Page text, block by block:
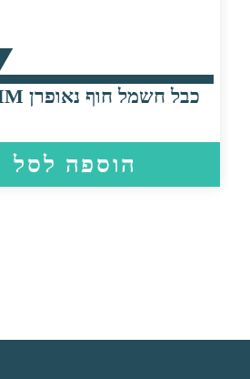
כבל חשמל חוף נאופרן 3X4MM
הוספה לסל